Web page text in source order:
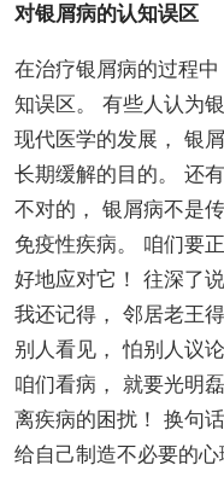
对银屑病的认知误区
在治疗银屑病的过程
知误区。 有些人认为
现代医学的发展， 银
长期缓解的目的。 还
不对的， 银屑病不是
免疫性疾病。 咱们要
好地应对它！ 往深了
我还记得， 邻居老王
别人看见， 怕别人议
咱们看病， 就要光明
离疾病的困扰！ 换句
给自己制造不必要的心